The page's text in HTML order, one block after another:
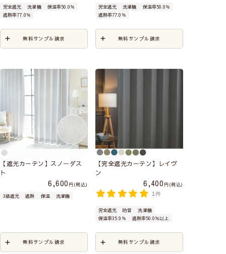
完全遮光 洗濯機
保温率50.0％
遮熱率77.0％
無料サンプル請求
完全遮光 洗濯機
保温率50.0％
遮熱率77.0％
無料サンプル請求
【遮光カーテン】スノーダス
ト
6,600
税込
3級遮光
遮熱 保温 洗濯機
無料サンプル請求
【完全遮光カーテン】レイヴ
ン
6,400
税込
1件
完全遮光 防音
洗濯機
保温率35.9％
遮熱率50.0％以上
無料サンプル請求